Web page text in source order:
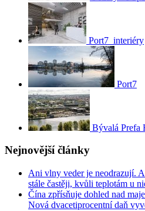
Port7_interiéry
Port7
Bývalá Prefa
Nejnovější články
Ani vlny veder je neodrazují.
stále častěji, kvůli teplotám u
Čína zpřísňuje dohled nad
Nová dvacetiprocentní daň